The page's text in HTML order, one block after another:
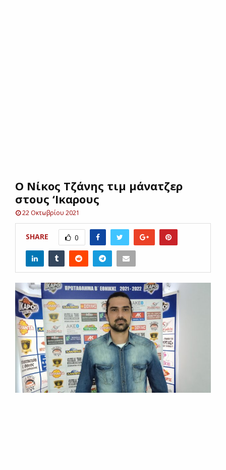
UΟ Νίκος Τζάνης τιμ μάνατζερ
στους ‘Ικαρους
22 Οκτωβρίου 2021
SHARE 0